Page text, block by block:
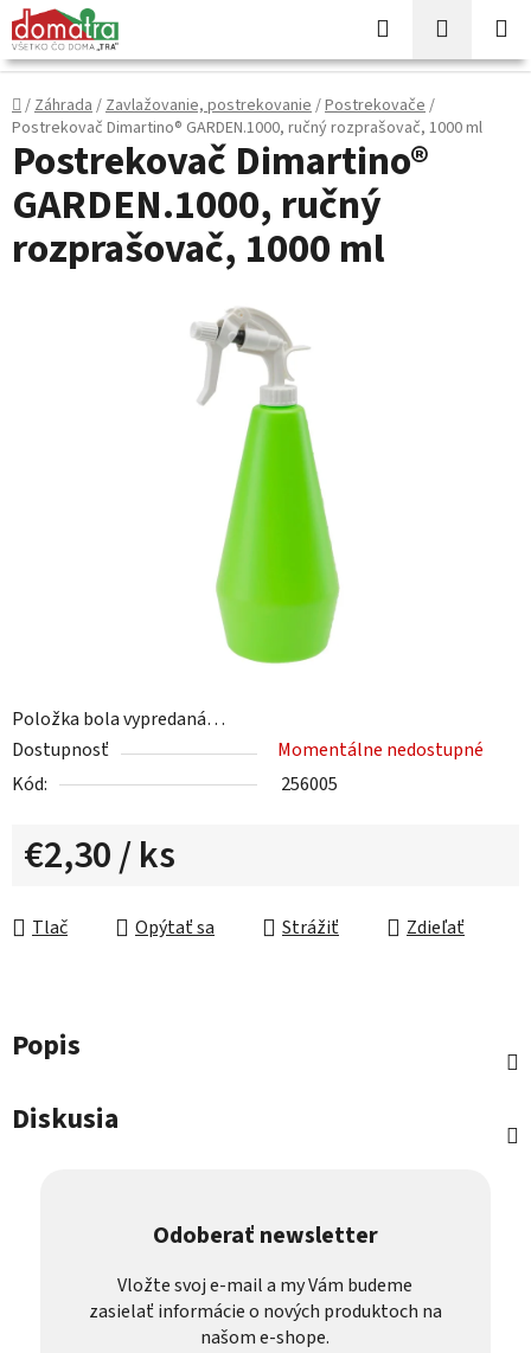
Prejsť
na
obsah
Hľadať
KOŠÍK
Domov
/Záhrada/Zavlažovanie, postrekovanie/Postrekovače/
Postrekovač Dimartino® GARDEN.1000, ručný rozprašovač, 1000 ml
Položka bola vypredaná…
Dostupnosť
Momentálne nedostupné
Kód:
256005
€2,30/ ks
Tlač
Opýtať sa Strážiť Zdieľať
Postrekovač Dimartino®
GARDEN.1000, ručný
rozprašovač, 1000 ml
Popis
Diskusia
Odoberať newsletter
Vložte svoj e-mail a my Vám budeme
zasielať informácie o nových produktoch na
našom e-shope.